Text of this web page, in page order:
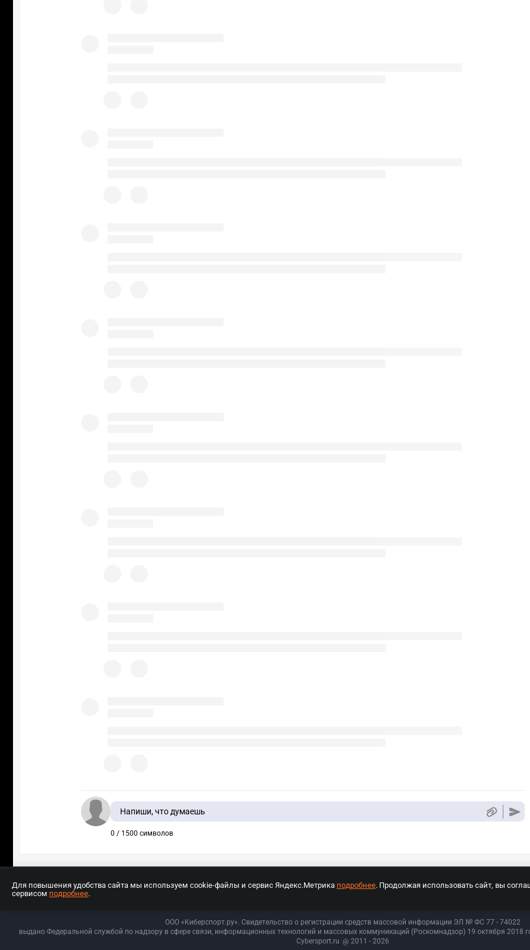
Напиши, что думаешь
0 / 1500 символов
ООО «Киберспорт.ру». Свидетельство о регистрации средств массовой информации ЭЛ № ФС 77 - 74022
выдано Федеральной службой по надзору в сфере связи, информационных технологий и массовых коммуникаций (Роскомнадзор) 19 октября 2018
Cybersport.ru @ 2011 - 2026
Для повышения удобства сайта мы используем cookie-файлы и сервис Яндекс.Метрика подробнее. Продолжая использовать сайт, вы
сервисом подробнее.